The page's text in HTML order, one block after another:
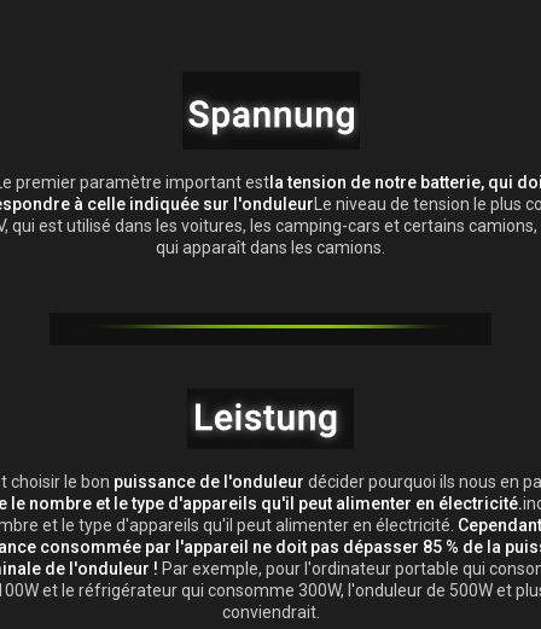
premier paramètre important estla tension de notre batterie, qui
à celle indiquée sur l'onduleurLe niveau de tension le plus
qui est utilisé dans les voitures, les camping-cars et certains camions,
qui apparaît dans les camions.
choisir le bon puissance de l'onduleur décider pourquoi ils nous en
le nombre et le type d'appareils qu'il peut alimenter en électricité.
et le type d'appareils qu'il peut alimenter en électricité.
consommée par l'appareil ne doit pas dépasser 85 % de la
de l'onduleur ! Par exemple, pour l'ordinateur portable qui
et le réfrigérateur qui consomme 300W, l'onduleur de 500W et
conviendrait.